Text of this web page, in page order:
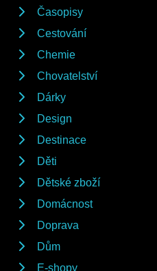
Časopisy
Cestování
Chemie
Chovatelství
Dárky
Design
Destinace
Děti
Dětské zboží
Domácnost
Doprava
Dům
E-shopy